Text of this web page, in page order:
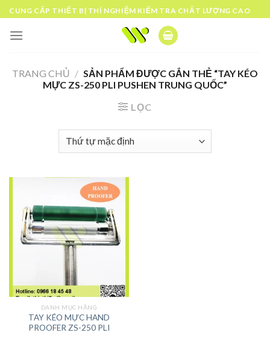
Skip
to
content
CUNG CẤP THIẾT BỊ THÍ NGHIỆM KIỂM TRA CHẤT LƯỢNG CAO
TRANG CHỦ / SẢN PHẨM ĐƯỢC GẮN THẺ “TAY KÉO
MỰC ZS-250 PLI PUSHEN TRUNG QUỐC”
LỌC
DANH MỤC HÃNG
TAY KÉO MỰC HAND
PROOFER ZS-250 PLI